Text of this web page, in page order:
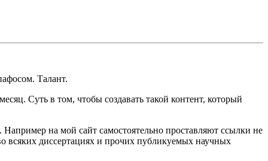
Талант.
Суть в том, чтобы создавать такой контент, который
Например на мой сайт самостоятельно проставляют ссылки не
всяких диссертациях и прочих публикуемых научных